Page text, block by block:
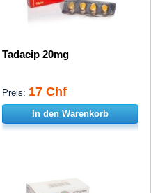
Tadacip 20mg
Preis: 17 Chf
In den Warenkorb